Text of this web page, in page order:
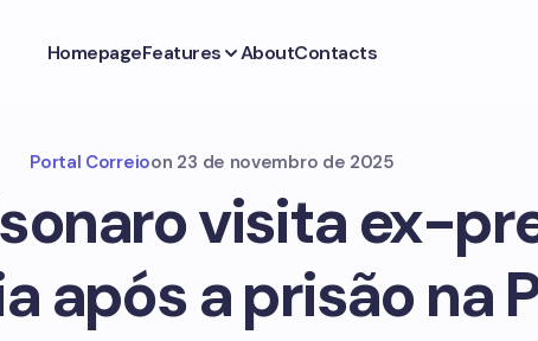
HomepageFeatures AboutContacts
Portal Correioon 23 de novembro de 2025
visita ex-
após a prisão na